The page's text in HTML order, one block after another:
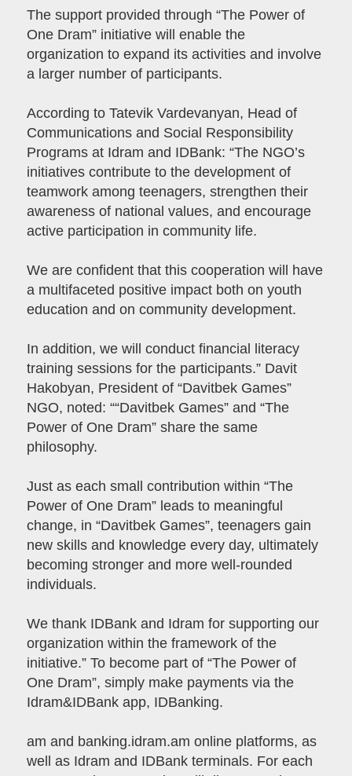
The support provided through “The Power of
One Dram” initiative will enable the
organization to expand its activities and involve
a larger number of participants.
According to Tatevik Vardevanyan, Head of
Communications and Social Responsibility
Programs at Idram and IDBank: “The NGO’s
initiatives contribute to the development of
teamwork among teenagers, strengthen their
awareness of national values, and encourage
active participation in community life.
We are confident that this cooperation will have
a multifaceted positive impact both on youth
education and on community development.
In addition, we will conduct financial literacy
training sessions for the participants.” Davit
Hakobyan, President of “Davitbek Games”
NGO, noted: ““Davitbek Games” and “The
Power of One Dram” share the same
philosophy.
Just as each small contribution within “The
Power of One Dram” leads to meaningful
change, in “Davitbek Games”, teenagers gain
new skills and knowledge every day, ultimately
becoming stronger and more well-rounded
individuals.
We thank IDBank and Idram for supporting our
organization within the framework of the
initiative.” To become part of “The Power of
One Dram”, simply make payments via the
Idram&IDBank app, IDBanking.
am and banking.idram.am online platforms, as
well as Idram and IDBank terminals. For each